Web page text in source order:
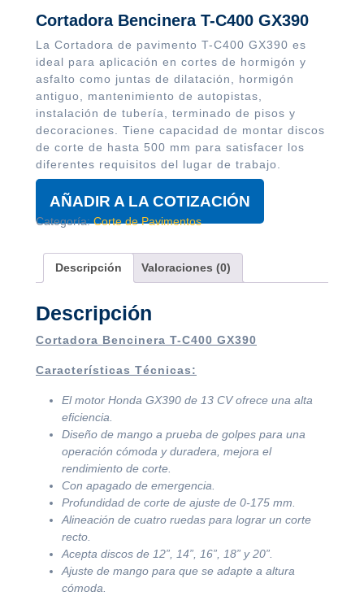
Cortadora Bencinera T-C400 GX390
La Cortadora de pavimento T-C400 GX390 es
ideal para aplicación en cortes de hormigón y
asfalto como juntas de dilatación, hormigón
antiguo, mantenimiento de autopistas,
instalación de tubería, terminado de pisos y
decoraciones. Tiene capacidad de montar discos
de corte de hasta 500 mm para satisfacer los
diferentes requisitos del lugar de trabajo.
AÑADIR A LA COTIZACIÓN
Categoría:Corte de Pavimentos
Descripción Valoraciones (0)
Descripción
Cortadora Bencinera T-C400 GX390
Características Técnicas:
El motor Honda GX390 de 13 CV ofrece una alta
eficiencia.
Diseño de mango a prueba de golpes para una
operación cómoda y duradera, mejora el
rendimiento de corte.
Con apagado de emergencia.
Profundidad de corte de ajuste de 0-175 mm.
Alineación de cuatro ruedas para lograr un corte
recto.
Acepta discos de 12”, 14”, 16”, 18” y 20”.
Ajuste de mango para que se adapte a altura
cómoda.